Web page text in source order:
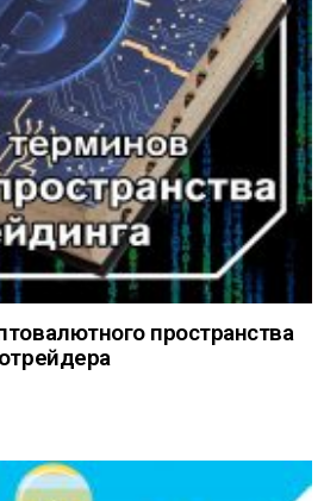
пространства